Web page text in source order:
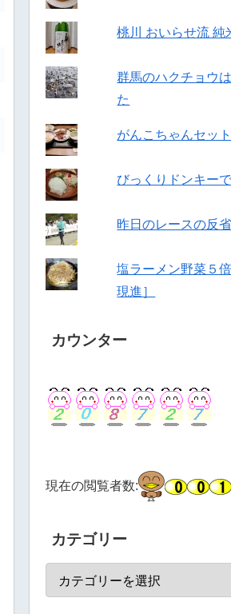
桃川 おいらせ流 純
群馬のハクチョウ
た
がんこちゃんセッ
びっくりドンキー
昨日のレースの反省
塩ラーメン野菜５
現進］
カウンター
現在の閲覧者数:
カテゴリー